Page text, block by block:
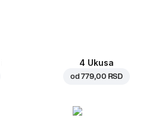
4 Ukusa
od779,00 RSD